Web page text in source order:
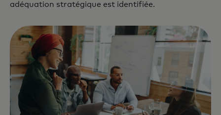
adéquation stratégique est identifiée.